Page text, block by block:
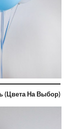
(цвета На Выбор)